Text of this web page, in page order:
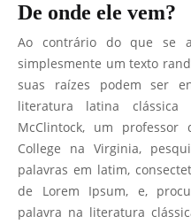
De onde ele vem?
Ao contrário do que se
simplesmente um texto
suas raízes podem ser
literatura latina
McClintock, um professor
College na Virginia,
palavras em latim,
de Lorem Ipsum, e,
palavra na literatura